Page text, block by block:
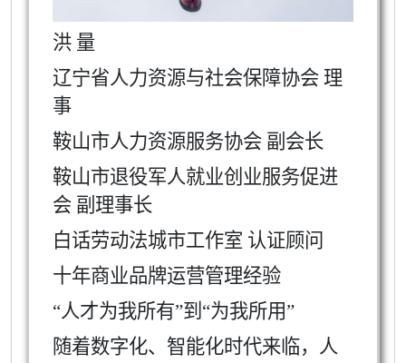
洪 量
辽宁省人力资源与社会保障协会 理
事
鞍山市人力资源服务协会 副会长
鞍山市退役军人就业创业服务促进
会 副理事长
白话劳动法城市工作室 认证顾问
十年商业品牌运营管理经验
“人才为我所有”到“为我所用”
随着数字化、智能化时代来临，人